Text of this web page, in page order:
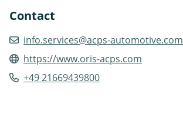
Contact
info.services@acps-automotive.com
https://www.oris-acps.com
+49 21669439800